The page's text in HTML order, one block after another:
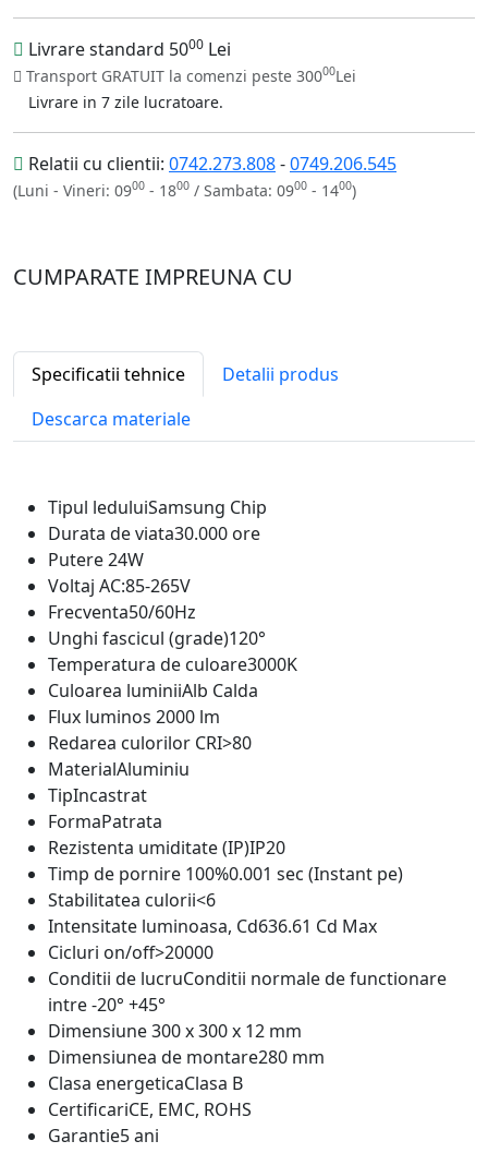
Livrare standard 5000 Lei
Transport GRATUIT la comenzi peste 30000Lei
Livrare in 7 zile lucratoare.
Relatii cu clientii: 0742.273.808-0749.206.545
(Luni - Vineri: 0900 - 1800 / Sambata: 0900 - 1400)
CUMPARATE IMPREUNA CU
Specificatii tehnice
Detalii produs
Descarca materiale
Tipul leduluiSamsung Chip
Durata de viata30.000 ore
Putere24W
Voltaj AC:85-265V
Frecventa50/60Hz
Unghi fascicul (grade)120°
Temperatura de culoare3000K
Culoarea luminiiAlb Calda
Flux luminos 2000 lm
Redarea culorilor CRI>80
MaterialAluminiu
TipIncastrat
FormaPatrata
Rezistenta umiditate (IP)IP20
Timp de pornire 100%0.001 sec (Instant pe)
Stabilitatea culorii<6
Intensitate luminoasa, Cd636.61 Cd Max
Cicluri on/off>20000
Conditii de lucruConditii normale de functionare
intre -20° +45°
Dimensiune300 x 300 x 12 mm
Dimensiunea de montare280 mm
Clasa energeticaClasa B
CertificariCE, EMC, ROHS
Garantie5 ani